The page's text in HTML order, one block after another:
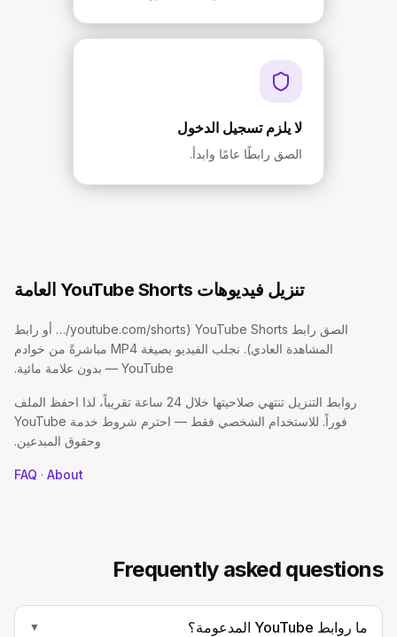
لا يلزم تسجيل الدخول
الصق رابطًا عامًا وابدأ.
تنزيل فيديوهات YouTube Shorts العامة
الصق رابط YouTube Shorts (youtube.com/shorts/… أو رابط
المشاهدة العادي). نجلب الفيديو بصيغة MP4 مباشرةً من خوادم
YouTube — بدون علامة مائية.
روابط التنزيل تنتهي صلاحيتها خلال 24 ساعة تقريباً، لذا احفظ الملف
فوراً. للاستخدام الشخصي فقط — احترم شروط خدمة YouTube
وحقوق المبدعين.
FAQ · About
Frequently asked questions
ما روابط YouTube المدعومة؟ ▼